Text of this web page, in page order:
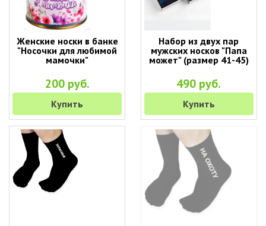
Женские носки в банке
"Носочки для любимой
мамочки"
200 руб.
Купить
Набор из двух пар
мужских носков "Папа
может" (размер 41-45)
490 руб.
Купить